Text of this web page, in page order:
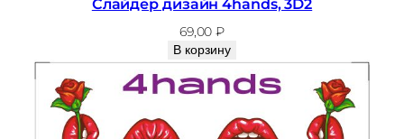
69,00₽
В корзину